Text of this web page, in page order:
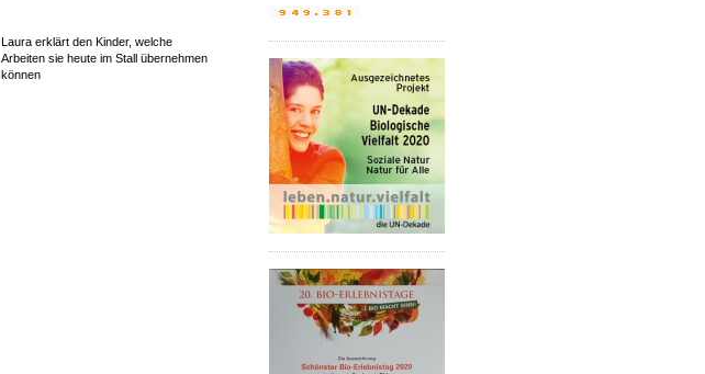
Laura erklärt den Kinder, welche
Arbeiten sie heute im Stall übernehmen
können